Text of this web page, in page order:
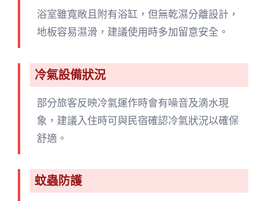
浴室雖寬敞且附有浴缸，但無乾濕分離設計，
地板容易濕滑，建議使用時多加留意安全。
冷氣設備狀況
部分旅客反映冷氣運作時會有噪音及滴水現
象，建議入住時可與民宿確認冷氣狀況以確保
舒適。
蚊蟲防護